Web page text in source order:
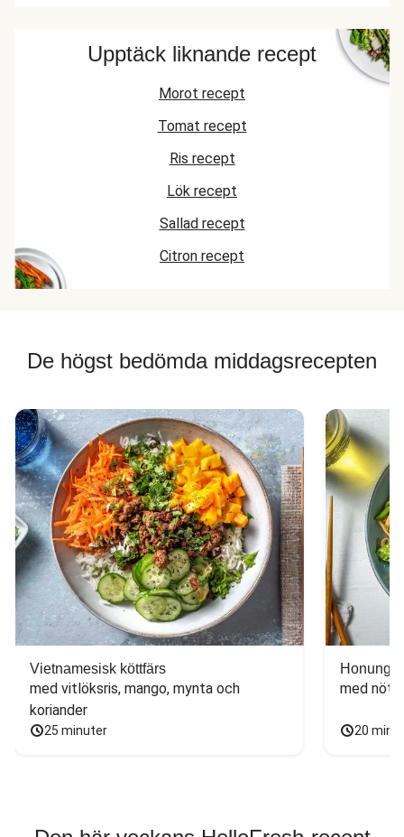
Upptäck liknande recept
Morot recept
Tomat recept
Ris recept
Lök recept
Sallad recept
Citron recept
De högst bedömda middagsrecepten
Vietnamesisk köttfärs
med vitlöksris, mango, mynta och
koriander
25 minuter
med
20